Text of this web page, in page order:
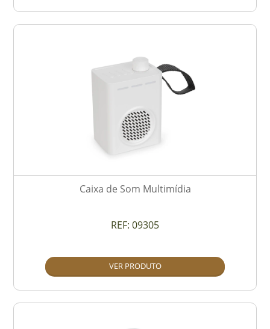
Caixa de Som Multimídia
REF: 09305
VER PRODUTO